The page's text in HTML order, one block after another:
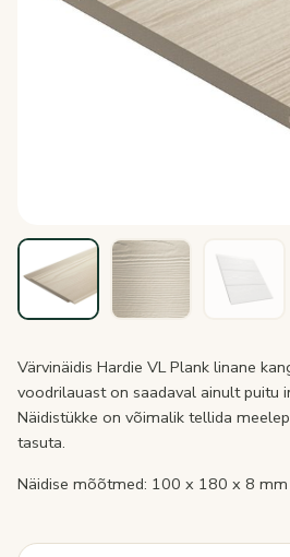
Värvinäidis Hardie VL Plank linane
voodrilauast on saadaval ainult puitu
Näidistükke on võimalik tellida
tasuta.
Näidise mõõtmed: 100 x 180 x 8 mm